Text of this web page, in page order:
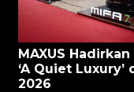
MAXUS
‘A Quiet Luxury’
2026